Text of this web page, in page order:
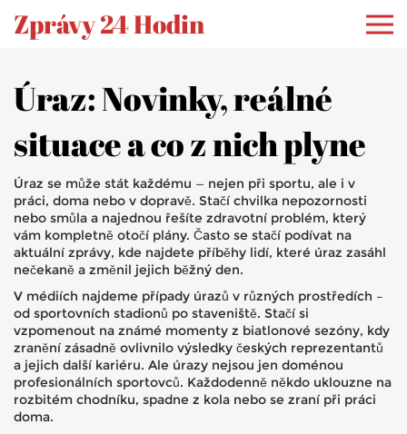
Zprávy 24 Hodin
Úraz: Novinky, reálné
situace a co z nich plyne
Úraz se může stát každému — nejen při sportu, ale i v
práci, doma nebo v dopravě. Stačí chvilka nepozornosti
nebo smůla a najednou řešíte zdravotní problém, který
vám kompletně otočí plány. Často se stačí podívat na
aktuální zprávy, kde najdete příběhy lidí, které úraz zasáhl
nečekaně a změnil jejich běžný den.
V médiích najdeme případy úrazů v různých prostředích –
od sportovních stadionů po staveniště. Stačí si
vzpomenout na známé momenty z biatlonové sezóny, kdy
zranění zásadně ovlivnilo výsledky českých reprezentantů
a jejich další kariéru. Ale úrazy nejsou jen doménou
profesionálních sportovců. Každodenně někdo uklouzne na
rozbitém chodníku, spadne z kola nebo se zraní při práci
doma.